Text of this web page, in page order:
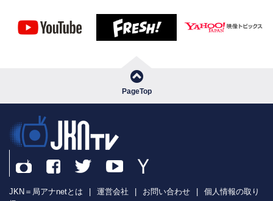
PageTop
JKN＝局アナnetとは 運営会社 お問い合わせ
個人情報の取り